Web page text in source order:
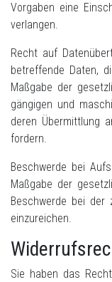
Vorgaben eine
verlangen.
Recht auf
betreffende Daten,
Maßgabe der
gängigen und
deren Übermittlung
fordern.
Beschwerde bei
Maßgabe der
Beschwerde bei der
einzureichen.
Sie haben das